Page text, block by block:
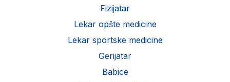
Fizijatar
Lekar opšte medicine
Lekar sportske medicine
Gerijatar
Babice